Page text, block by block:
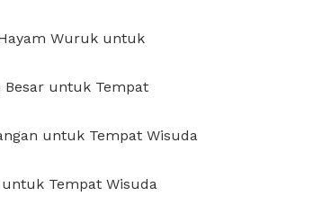
Wuruk untuk
Besar untuk Tempat
untuk Tempat Wisuda
Tempat Wisuda